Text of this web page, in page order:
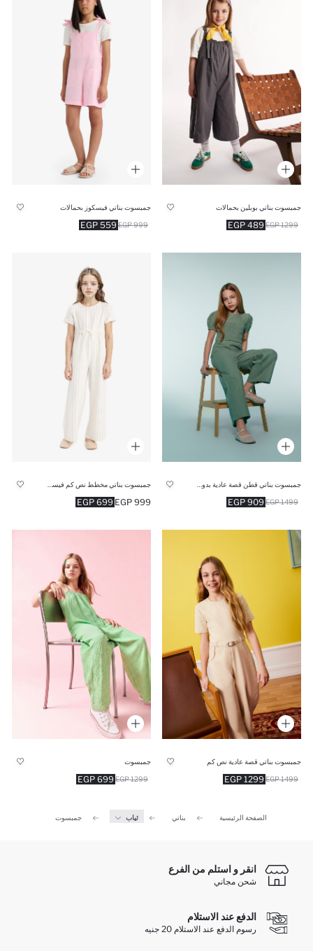
جمبسوت بناتي بوبلين بحمالات
489 EGP 1299 EGP
جمبسوت بناتي فيسكوز بحمالات
559 EGP 999 EGP
909 EGP 1499 EGP
جمبسوت بناتي مخطط نص كم فيسكوز
699 EGP 999 EGP
جمبسوت بناتي قصة عادية نص كم
1299 EGP 1499 EGP
جمبسوت
699 EGP 1299 EGP
الصفحة الرئيسية بناتي ثياب جمبسوت
انقر و استلم من الفرع
شحن مجاني
الدفع عند الاستلام
رسوم الدفع عند الاستلام 20 جنيه